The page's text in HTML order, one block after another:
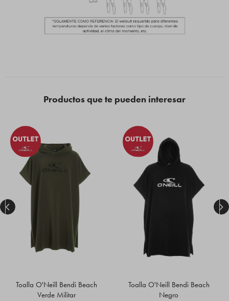
Productos que te pueden interesar
Toalla O'Neill Bendi Beach
Verde Militar
Toalla O'Neill Bendi Beach
Negro
 